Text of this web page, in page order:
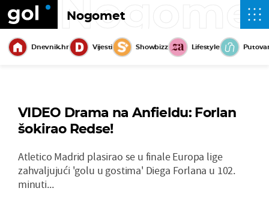
Nogomet
Dnevnik.hr Vijesti Showbizz Lifestyle
VIDEO Drama na Anfieldu: Forlan
šokirao Redse!
Atletico Madrid plasirao se u finale Europa lige
zahvaljujući 'golu u gostima' Diega Forlana u 102.
minuti...